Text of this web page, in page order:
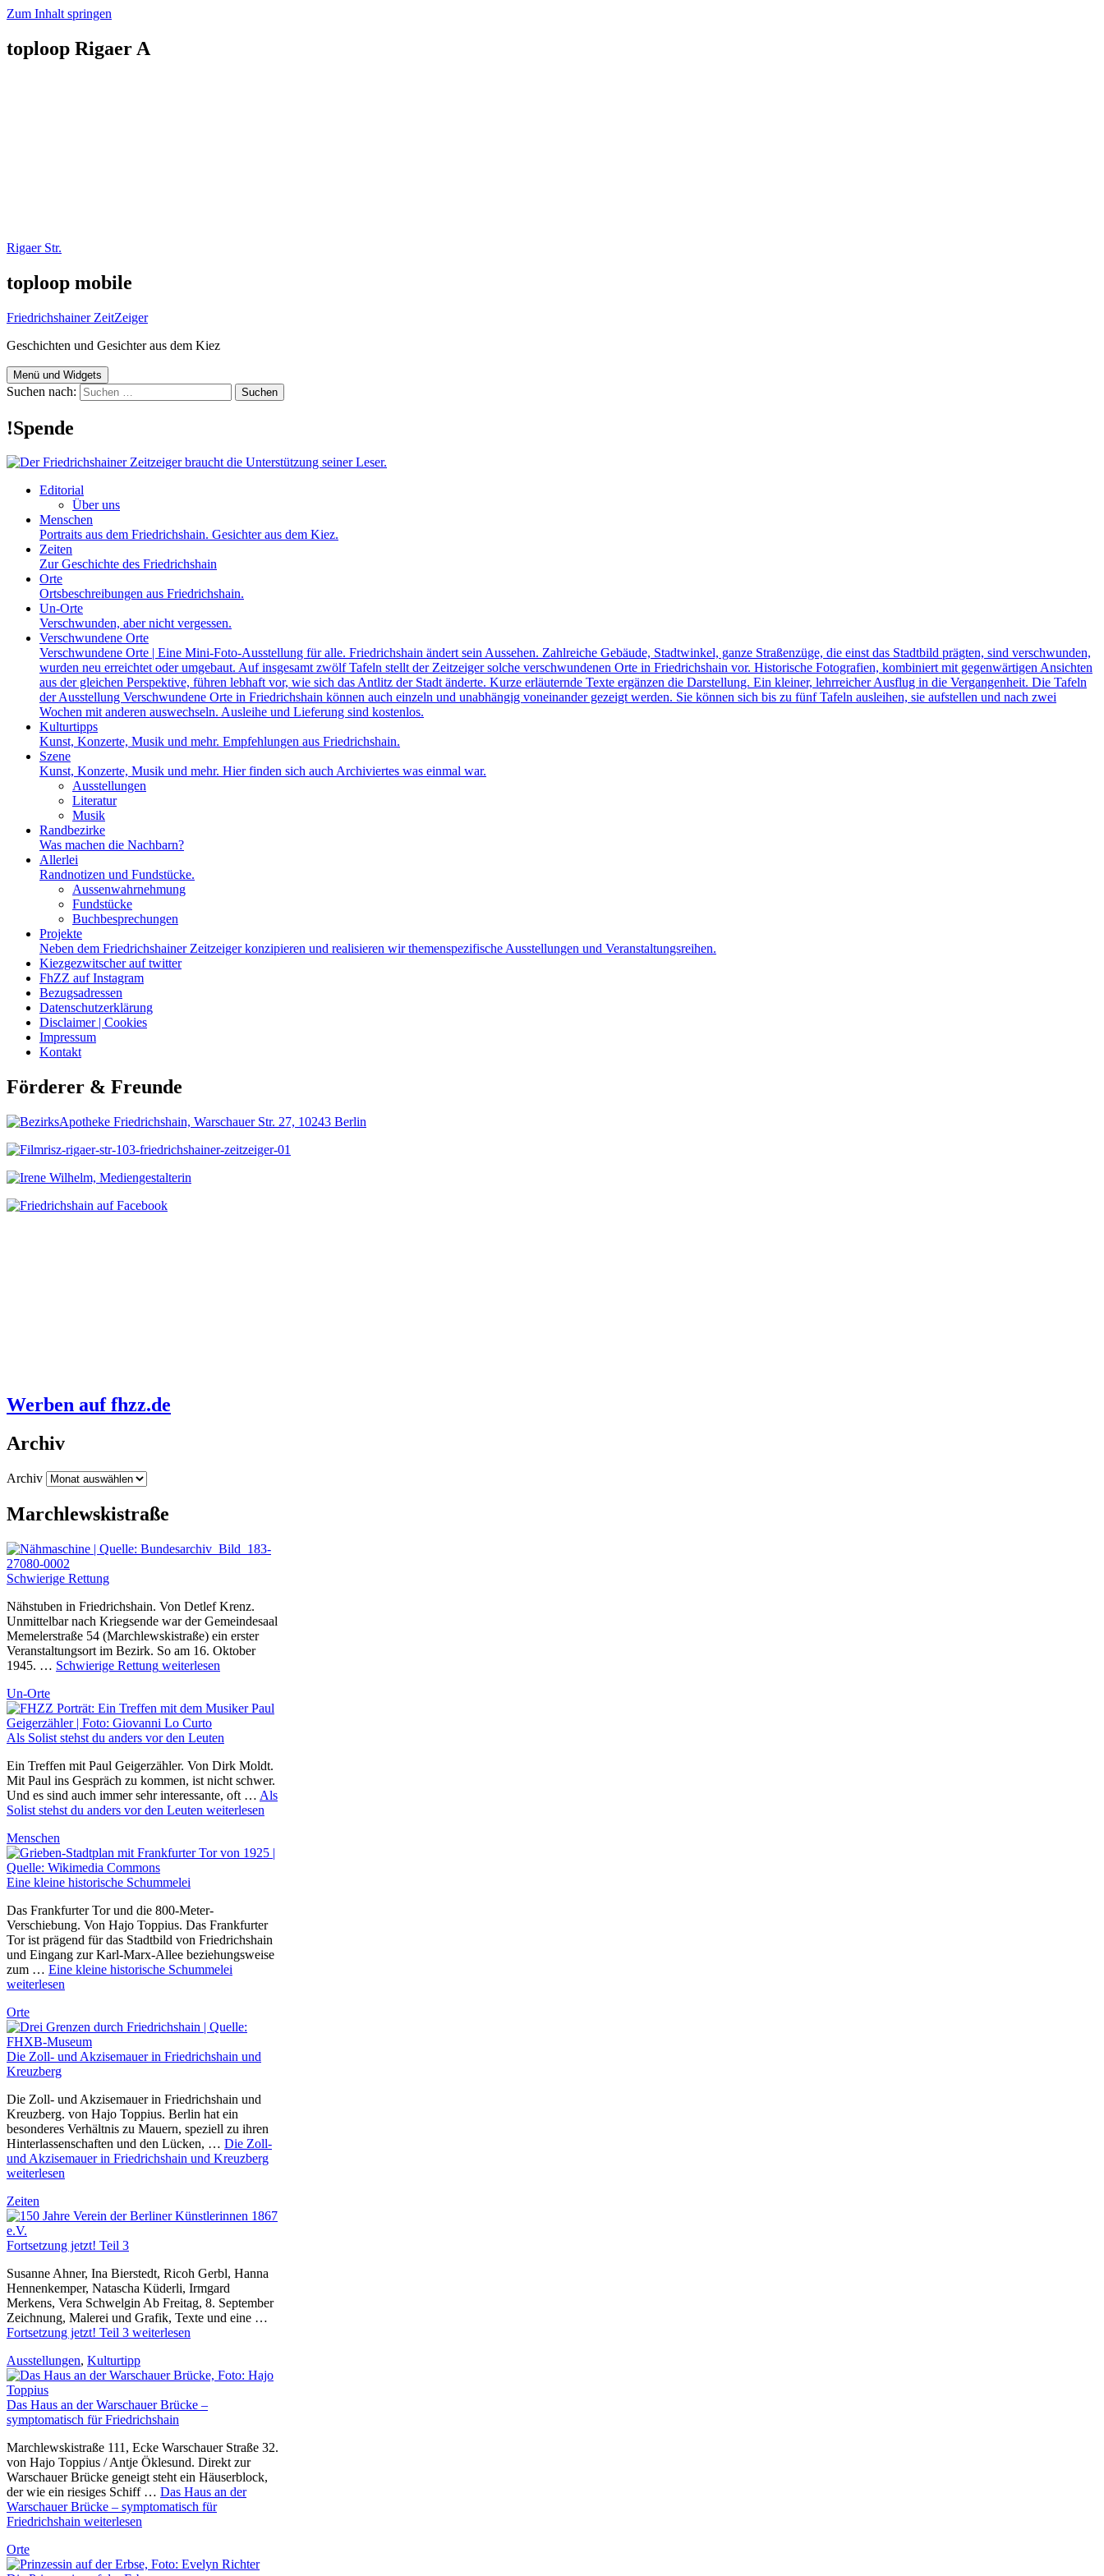
Zum Inhalt springen
toploop Rigaer A
Rigaer Str.
toploop mobile
Friedrichshainer ZeitZeiger
Geschichten und Gesichter aus dem Kiez
Menü und Widgets
Suchen nach:
!Spende
Editorial
Über uns
Menschen
Portraits aus dem Friedrichshain. Gesichter aus dem Kiez.
Zeiten
Zur Geschichte des Friedrichshain
Orte
Ortsbeschreibungen aus Friedrichshain.
Un-Orte
Verschwunden, aber nicht vergessen.
Verschwundene Orte
Verschwundene Orte | Eine Mini-Foto-Ausstellung für alle. Friedrichshain ändert sein Aussehen. Zahlreiche Gebäude, Stadtwinkel, ganze Straßenzüge, die einst das Stadtbild prägten, sind verschwunden,
wurden neu erreichtet oder umgebaut. Auf insgesamt zwölf Tafeln stellt der Zeitzeiger solche verschwundenen Orte in Friedrichshain vor. Historische Fotografien, kombiniert mit gegenwärtigen Ansichten
aus der gleichen Perspektive, führen lebhaft vor, wie sich das Antlitz der Stadt änderte. Kurze erläuternde Texte ergänzen die Darstellung. Ein kleiner, lehrreicher Ausflug in die Vergangenheit. Die Tafeln
der Ausstellung Verschwundene Orte in Friedrichshain können auch einzeln und unabhängig voneinander gezeigt werden. Sie können sich bis zu fünf Tafeln ausleihen, sie aufstellen und nach zwei
Wochen mit anderen auswechseln. Ausleihe und Lieferung sind kostenlos.
Kulturtipps
Kunst, Konzerte, Musik und mehr. Empfehlungen aus Friedrichshain.
Szene
Kunst, Konzerte, Musik und mehr. Hier finden sich auch Archiviertes was einmal war.
Ausstellungen
Literatur
Musik
Randbezirke
Was machen die Nachbarn?
Allerlei
Randnotizen und Fundstücke.
Aussenwahrnehmung
Fundstücke
Buchbesprechungen
Projekte
Neben dem Friedrichshainer Zeitzeiger konzipieren und realisieren wir themenspezifische Ausstellungen und Veranstaltungsreihen.
Kiezgezwitscher auf twitter
FhZZ auf Instagram
Bezugsadressen
Datenschutzerklärung
Disclaimer | Cookies
Impressum
Kontakt
Förderer & Freunde
Werben auf fhzz.de
Archiv
Archiv
Marchlewskistraße
Schwierige Rettung
Nähstuben in Friedrichshain. Von Detlef Krenz.
Unmittelbar nach Kriegsende war der Gemeindesaal
Memelerstraße 54 (Marchlewskistraße) ein erster
Veranstaltungsort im Bezirk. So am 16. Oktober
1945. … Schwierige Rettung weiterlesen
Un-Orte
Als Solist stehst du anders vor den Leuten
Ein Treffen mit Paul Geigerzähler. Von Dirk Moldt.
Mit Paul ins Gespräch zu kommen, ist nicht schwer.
Und es sind auch immer sehr interessante, oft … Als
Solist stehst du anders vor den Leuten weiterlesen
Menschen
Eine kleine historische Schummelei
Das Frankfurter Tor und die 800-Meter-
Verschiebung. Von Hajo Toppius. Das Frankfurter
Tor ist prägend für das Stadtbild von Friedrichshain
und Eingang zur Karl-Marx-Allee beziehungsweise
zum … Eine kleine historische Schummelei
weiterlesen
Orte
Die Zoll- und Akzisemauer in Friedrichshain und
Kreuzberg
Die Zoll- und Akzisemauer in Friedrichshain und
Kreuzberg. von Hajo Toppius. Berlin hat ein
besonderes Verhältnis zu Mauern, speziell zu ihren
Hinterlassenschaften und den Lücken, … Die Zoll-
und Akzisemauer in Friedrichshain und Kreuzberg
weiterlesen
Zeiten
Fortsetzung jetzt! Teil 3
Susanne Ahner, Ina Bierstedt, Ricoh Gerbl, Hanna
Hennenkemper, Natascha Küderli, Irmgard
Merkens, Vera Schwelgin Ab Freitag, 8. September
Zeichnung, Malerei und Grafik, Texte und eine …
Fortsetzung jetzt! Teil 3 weiterlesen
Ausstellungen, Kulturtipp
Das Haus an der Warschauer Brücke –
symptomatisch für Friedrichshain
Marchlewskistraße 111, Ecke Warschauer Straße 32.
von Hajo Toppius / Antje Öklesund. Direkt zur
Warschauer Brücke geneigt steht ein Häuserblock,
der wie ein riesiges Schiff … Das Haus an der
Warschauer Brücke – symptomatisch für
Friedrichshain weiterlesen
Orte